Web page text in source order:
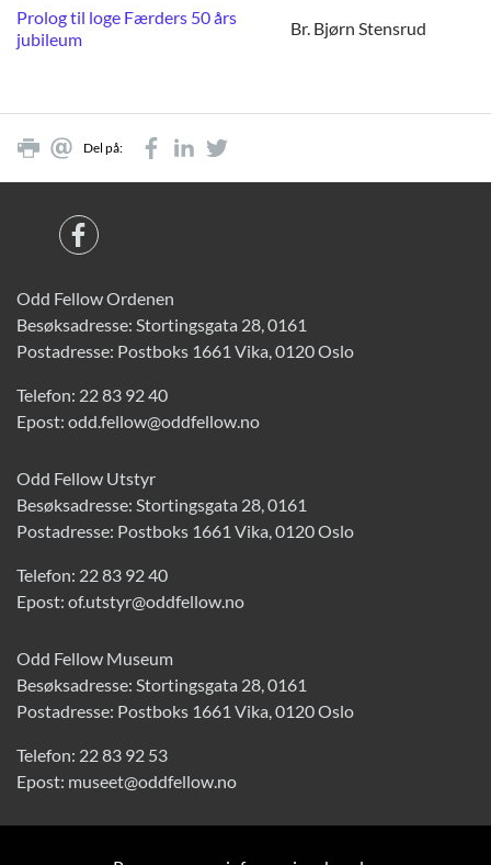
Prolog til loge Færders 50 års
jubileum
Br. Bjørn Stensrud
Del på:
Odd Fellow Ordenen
Besøksadresse: Stortingsgata 28, 0161
Postadresse: Postboks 1661 Vika, 0120 Oslo
Telefon: 22 83 92 40
Epost: odd.fellow@oddfellow.no
Odd Fellow Utstyr
Besøksadresse: Stortingsgata 28, 0161
Postadresse: Postboks 1661 Vika, 0120 Oslo
Telefon: 22 83 92 40
Epost: of.utstyr@oddfellow.no
Odd Fellow Museum
Besøksadresse: Stortingsgata 28, 0161
Postadresse: Postboks 1661 Vika, 0120 Oslo
Telefon: 22 83 92 53
Epost: museet@oddfellow.no